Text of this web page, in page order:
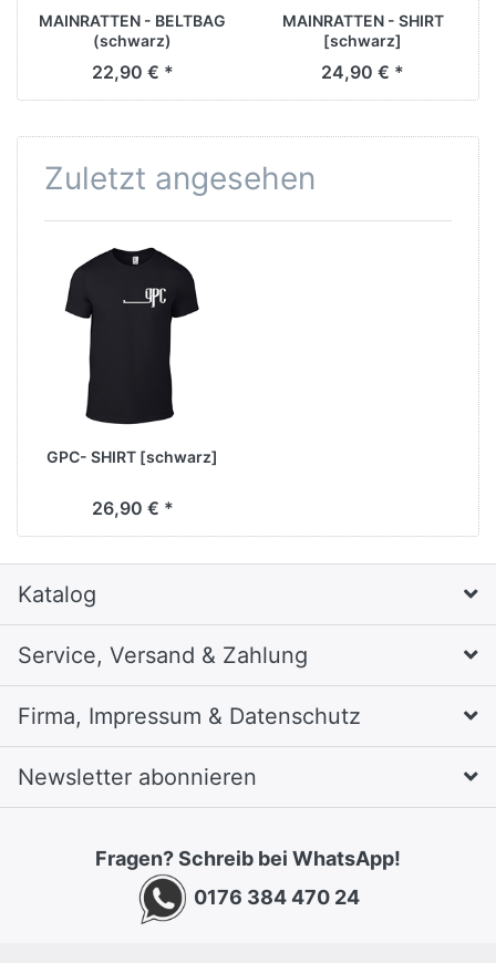
MAINRATTEN - BELTBAG
(schwarz)
22,90 € *
MAINRATTEN - SHIRT
[schwarz]
24,90 € *
Zuletzt angesehen
GPC- SHIRT [schwarz]
26,90 € *
Katalog
Service, Versand & Zahlung
Firma, Impressum & Datenschutz
Newsletter abonnieren
Fragen? Schreib bei WhatsApp!
0176 384 470 24